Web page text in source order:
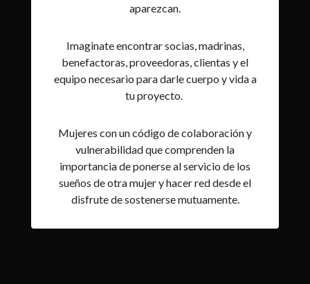
aparezcan.
Imaginate encontrar socias, madrinas,
benefactoras, proveedoras, clientas y el
equipo necesario para darle cuerpo y vida a
tu proyecto.
Mujeres con un código de colaboración y
vulnerabilidad que comprenden la
importancia de ponerse al servicio de los
sueños de otra mujer y hacer red desde el
disfrute de sostenerse mutuamente.